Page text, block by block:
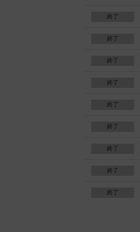
終了
終了
終了
終了
終了
終了
終了
終了
終了